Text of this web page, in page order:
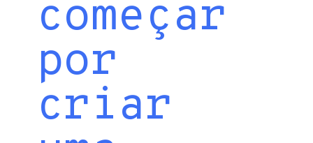
começar
por
criar